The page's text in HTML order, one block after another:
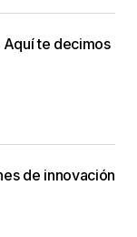
Aquí te decimos
de innovación